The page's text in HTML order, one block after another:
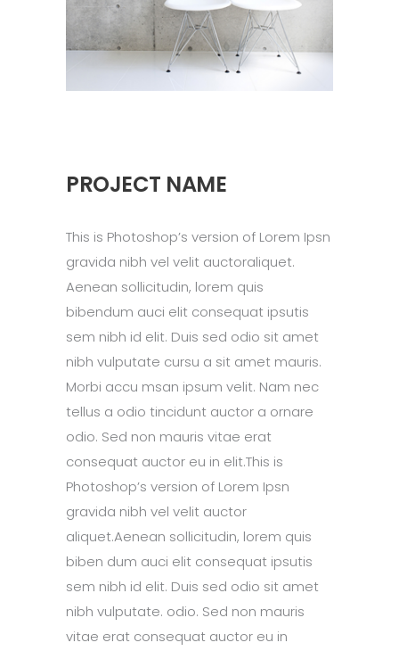
PROJECT NAME
This is Photoshop’s version of Lorem Ipsn
gravida nibh vel velit auctoraliquet.
Aenean sollicitudin, lorem quis
bibendum auci elit consequat ipsutis
sem nibh id elit. Duis sed odio sit amet
nibh vulputate cursu a sit amet mauris.
Morbi accu msan ipsum velit. Nam nec
tellus a odio tincidunt auctor a ornare
odio. Sed non mauris vitae erat
consequat auctor eu in elit.This is
Photoshop’s version of Lorem Ipsn
gravida nibh vel velit auctor
aliquet.Aenean sollicitudin, lorem quis
biben dum auci elit consequat ipsutis
sem nibh id elit. Duis sed odio sit amet
nibh vulputate. odio. Sed non mauris
vitae erat consequat auctor eu in